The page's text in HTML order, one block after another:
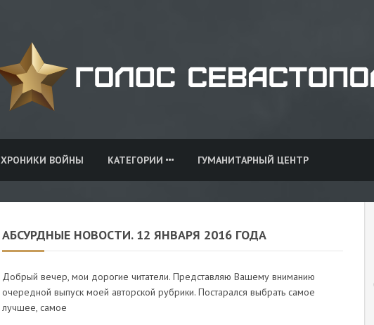
ХРОНИКИ ВОЙНЫ КАТЕГОРИИ ГУМАНИТАРНЫЙ ЦЕНТР
АБСУРДНЫЕ НОВОСТИ. 12 ЯНВАРЯ 2016 ГОДА
Добрый вечер, мои дорогие читатели. Представляю Вашему вниманию
очередной выпуск моей авторской рубрики. Постарался выбрать самое
лучшее, самое